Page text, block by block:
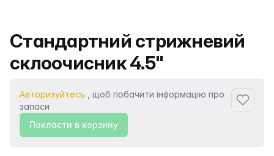
Назва продукту
Стандартний стрижневий
склоочисник 4.5"
Авторизуйтесь , щоб побачити інформацію про
запаси
Покласти в корзину